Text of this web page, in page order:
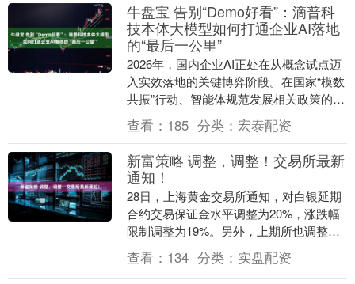
牛盘宝 告别“Demo好看”：滴普科
技本体大模型如何打通企业AI落地
的“最后一公里”
2026年，国内企业AI正处在从概念试点迈
入实效落地的关键博弈阶段。在国家“模数
共振”行动、智能体规范发展相关政策的牵
引下，行业明确了“数据—模型—场景应
用”的....
查看： 185 分类： 宏泰配资
新富策略 调整，调整！交易所最新
通知！
28日，上海黄金交易所通知，对白银延期
合约交易保证金水平调整为20%，涨跌幅
限制调整为19%。另外，上期所也调整黄
金白银、镍等期货相关合约涨跌停板幅度
和交易保证....
查看： 134 分类： 实盘配资